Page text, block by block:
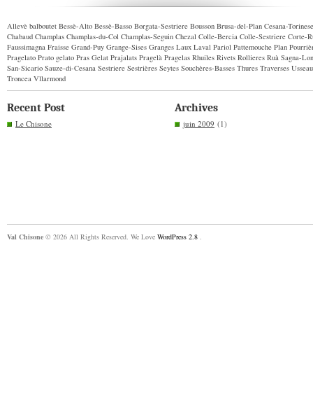
Allevè balboutet Bessè-Alto Bessè-Basso Borgata-Sestriere Bousson Brusa-del-Plan Cesana-Torinese
Chabaud Champlas Champlas-du-Col Champlas-Seguin Chezal Colle-Bercia Colle-Sestriere Corte-
Faussimagna Fraisse Grand-Puy Grange-Sises Granges Laux Laval Pariol Pattemouche Plan
Pragelato Prato gelato Pras Gelat Prajalats Pragelà Pragelas Rhuiles Rivets Rollieres Ruà Sagna-
San-Sicario Sauze-di-Cesana Sestriere Sestrières Seytes Souchères-Basses Thures Traverses
Troncea Vllarmond
Recent Post
Le Chisone
Archives
juin 2009 (1)
Val Chisone © 2026 All Rights Reserved. We Love WordPress 2.8 .